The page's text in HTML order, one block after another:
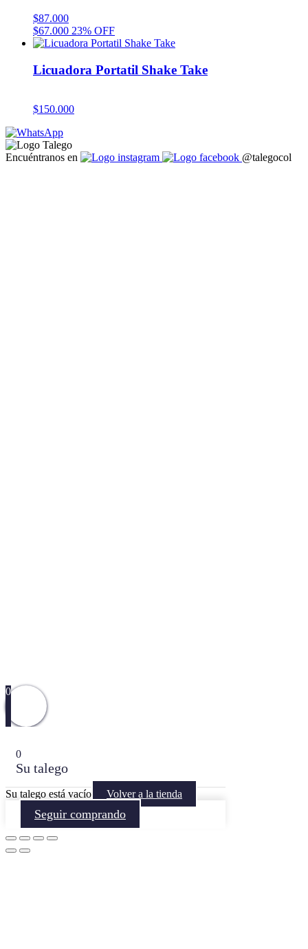
$87.000
$67.000 23% OFF
Licuadora Portatil Shake Take
$150.000
Encuéntranos en @talegocol
0
0
Su talego
Su talego está vacío Volver a la tienda
Seguir comprando